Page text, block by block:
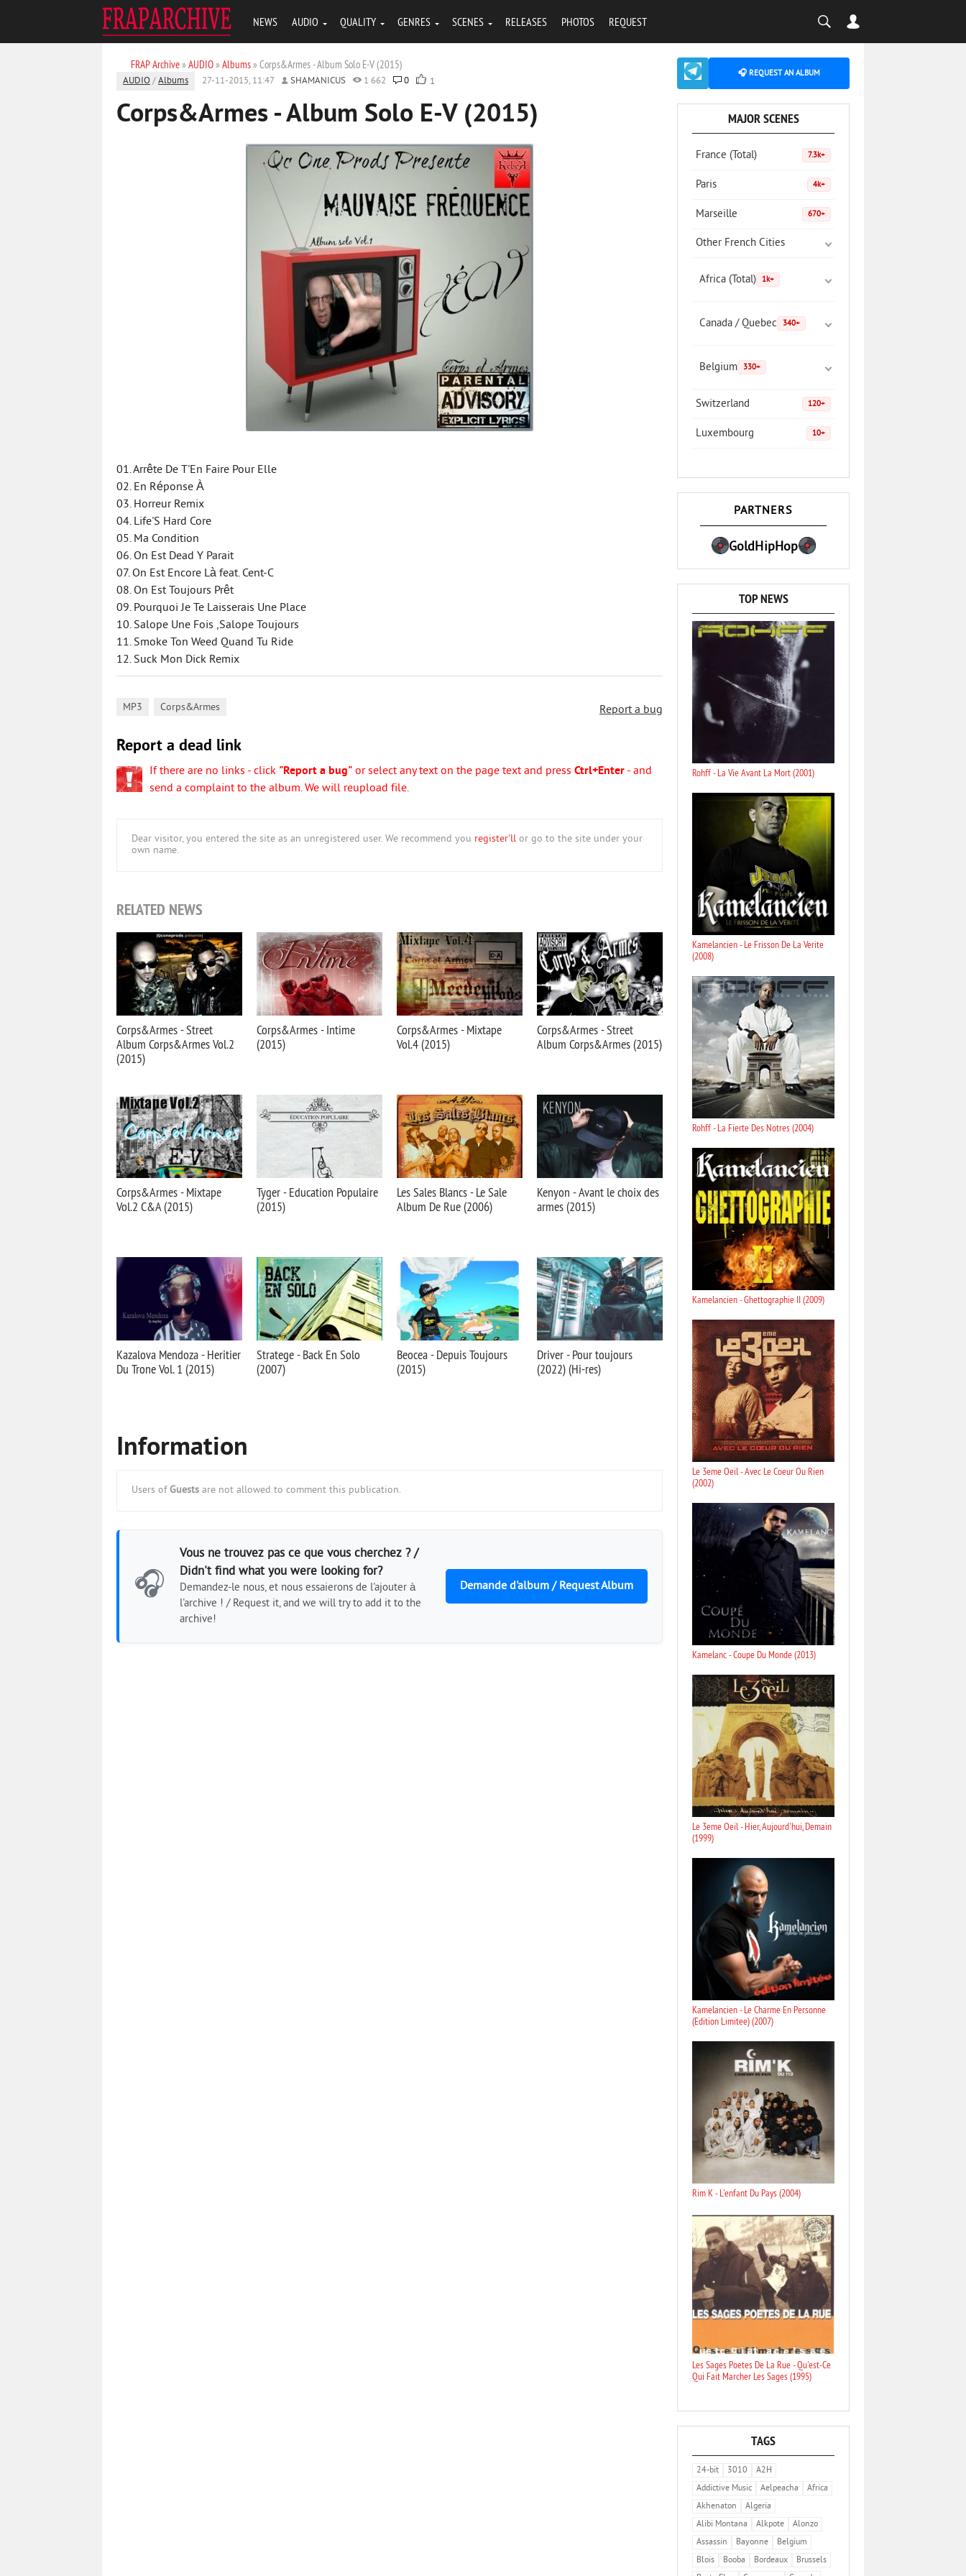
NEWS AUDIO QUALITY GENRES SCENES RELEASES PHOTOS REQUEST
FRAP Archive» AUDIO» Albums» Corps&Armes - Album Solo E-V (2015)
AUDIO /Albums 27-11-2015, 11:47 SHAMANICUS 1 662 0 1
Corps&Armes - Album Solo E-V (2015)
01. Arrête De T'En Faire Pour Elle
02. En Réponse À
03. Horreur Remix
04. Life'S Hard Core
05. Ma Condition
06. On Est Dead Y Parait
07. On Est Encore Là feat. Cent-C
08. On Est Toujours Prêt
09. Pourquoi Je Te Laisserais Une Place
10. Salope Une Fois ,Salope Toujours
11. Smoke Ton Weed Quand Tu Ride
12. Suck Mon Dick Remix
Report a bug
MP3 Corps&Armes
Report a dead link
If there are no links - click "Report a bug" or select any text on the page text and press Ctrl+Enter - and
send a complaint to the album. We will reupload file.
Dear visitor, you entered the site as an unregistered user. We recommend you register'll or go to the site under your
own name.
RELATED NEWS
Corps&Armes - Street
Album Corps&Armes Vol.2
(2015)
Corps&Armes - Intime
(2015)
Corps&Armes - Mixtape
Vol.4 (2015)
Corps&Armes - Street
Album Corps&Armes (2015)
Corps&Armes - Mixtape
Vol.2 C&A (2015)
Tyger - Education Populaire
(2015)
Les Sales Blancs - Le Sale
Album De Rue (2006)
Kenyon - Avant le choix des
armes (2015)
Kazalova Mendoza - Heritier
Du Trone Vol. 1 (2015)
Stratege - Back En Solo
(2007)
Beocea - Depuis Toujours
(2015)
Driver - Pour toujours
(2022) (Hi-res)
Information
Users of Guests are not allowed to comment this publication.
🎧
Vous ne trouvez pas ce que vous cherchez ? /
Didn't find what you were looking for?
Demandez-le nous, et nous essaierons de l'ajouter à
l'archive ! / Request it, and we will try to add it to the
archive!
Demande d'album / Request Album
🎧 REQUEST AN ALBUM
MAJOR SCENES
France (Total) 7.3k+
Paris 4k+
Marseille 670+
Other French Cities
Africa (Total) 1k+
Canada / Quebec 340+
Belgium 330+
Switzerland 120+
Luxembourg 10+
PARTNERS
GoldHipHop
TOP NEWS
Rohff - La Vie Avant La Mort (2001)
Kamelancien - Le Frisson De La Verite
(2008)
Rohff - La Fierte Des Notres (2004)
Kamelancien - Ghettographie II (2009)
Le 3eme Oeil - Avec Le Coeur Ou Rien
(2002)
Kamelanc - Coupe Du Monde (2013)
Le 3eme Oeil - Hier, Aujourd'hui, Demain
(1999)
Kamelancien - Le Charme En Personne
(Edition Limitee) (2007)
Rim K - L'enfant Du Pays (2004)
Les Sages Poetes De La Rue - Qu'est-Ce
Qui Fait Marcher Les Sages (1995)
TAGS
24-bit 3010
A2H
Addictive Music
Aelpeacha
Africa
Akhenaton
Algeria
Alibi Montana
Alkpote
Alonzo
Assassin
Bayonne
Belgium
Blois
Booba Bordeaux
Brussels